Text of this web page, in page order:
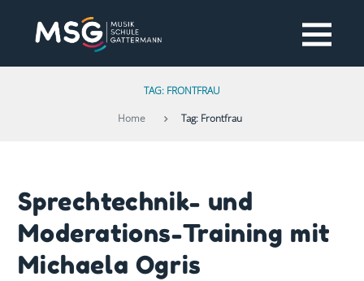
TAG: FRONTFRAU
Home Tag: Frontfrau
Sprechtechnik- und
Moderations-Training mit
Michaela Ogris